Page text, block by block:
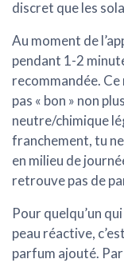
discret que les
Au moment de
pendant 1-2
recommandée. Ce
pas « bon » non
neutre/chimique
franchement, tu
en milieu de
retrouve pas de
Pour quelqu’un
peau réactive,
parfum ajouté.